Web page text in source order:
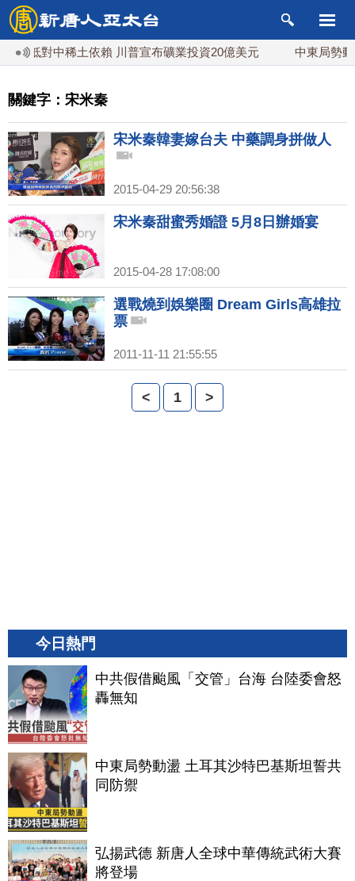
降低對中稀土依賴 川普宣布礦業投資20億美元 中東局勢動
關鍵字：宋米秦
宋米秦韓妻嫁台夫 中藥調身拼做人
2015-04-29 20:56:38
宋米秦甜蜜秀婚證 5月8日辦婚宴
2015-04-28 17:08:00
選戰燒到娛樂圈 Dream Girls高雄拉
票
2011-11-11 21:55:55
< 1 >
今日熱門
中共假借颱風「交管」台海 台陸委會怒
轟無知
中東局勢動盪 土耳其沙特巴基斯坦誓共
同防禦
弘揚武德 新唐人全球中華傳統武術大賽
將登場